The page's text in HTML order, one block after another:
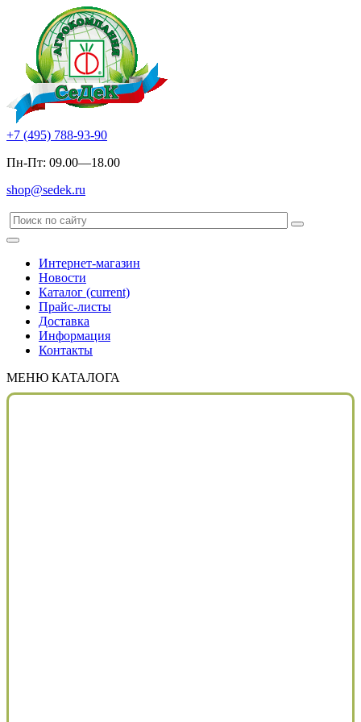
+7 (495) 788-93-90
Пн-Пт: 09.00—18.00
shop@sedek.ru
Интернет-магазин
Новости
Каталог (current)
Прайс-листы
Доставка
Информация
Контакты
МЕНЮ КАТАЛОГА